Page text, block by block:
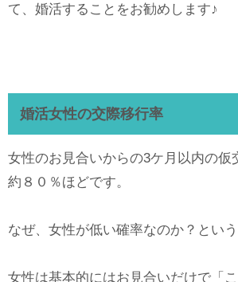
て、婚活することをお勧めします♪
婚活女性の交際移行率
女性のお見合いからの3ケ月以内の仮
約８０％ほどです。
なぜ、女性が低い確率なのか？という
女性は基本的にはお見合いだけで「